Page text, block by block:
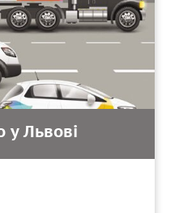
у Львові